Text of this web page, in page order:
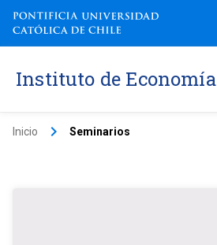
Instituto de Economía
Inicio keyboard_arrow_right Seminarios